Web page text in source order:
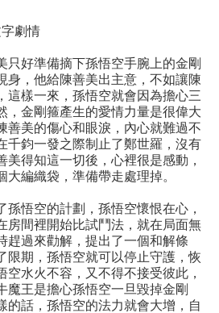
劇情
只好準備摘下孫悟空手腕上的金剛
身，他給陳善美出主意，不如讓陳
這樣一來，孫悟空就會因為擔心三
，金剛箍產生的愛情力量是很偉大
善美的傷心和眼淚，內心就難過不
千鈞一發之際制止了鄭世羅，沒有
美得知這一切後，心裡很是感動，
編織袋，準備帶走處理掉。
孫悟空的計劃，孫悟空懷恨在心，
房間裡開始比試鬥法，就在局面無
趕過來勸解，提出了一個和解條
限期，孫悟空就可以停止守護，恢
空水火不容，又不得不接受彼此，
魔王是擔心孫悟空一旦毀掉金剛
的話，孫悟空的法力就會大增，自